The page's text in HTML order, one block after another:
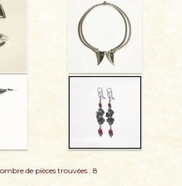
de pièces trouvées : 8